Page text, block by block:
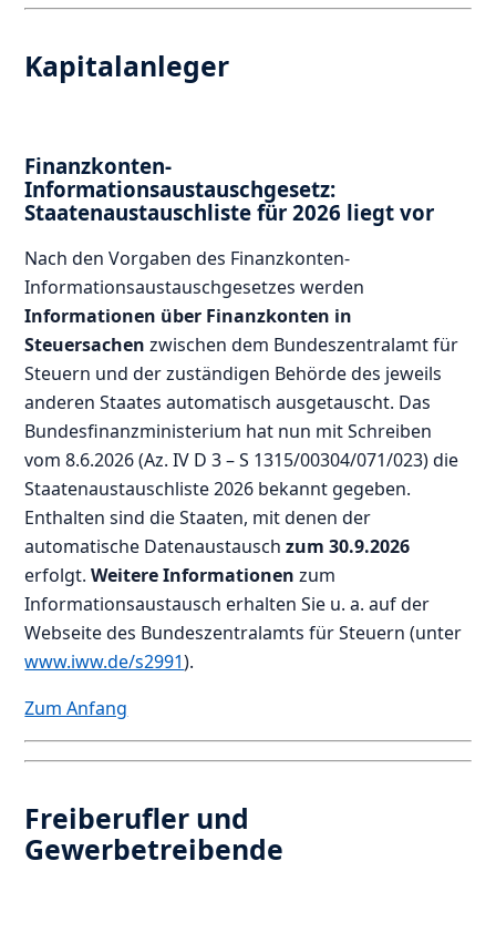
Kapitalanleger
Finanzkonten-
Informationsaustauschgesetz:
Staatenaustauschliste für 2026 liegt vor
Nach den Vorgaben des Finanzkonten-
Informationsaustauschgesetzes werden
Informationen über Finanzkonten in
Steuersachen zwischen dem Bundeszentralamt für
Steuern und der zuständigen Behörde des jeweils
anderen Staates automatisch ausgetauscht. Das
Bundesfinanzministerium hat nun mit Schreiben
vom 8.6.2026 (Az. IV D 3 – S 1315/00304/071/023) die
Staatenaustauschliste 2026 bekannt gegeben.
Enthalten sind die Staaten, mit denen der
automatische Datenaustauschzum 30.9.2026
erfolgt.Weitere Informationen zum
Informationsaustausch erhalten Sie u. a. auf der
Webseite des Bundeszentralamts für Steuern (unter
www.iww.de/s2991).
Zum Anfang
Freiberufler und
Gewerbetreibende